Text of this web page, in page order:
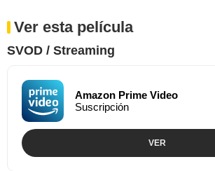
Ver esta película
SVOD / Streaming
Amazon Prime Video
Suscripción
VER